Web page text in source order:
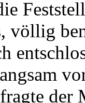
völlig
der